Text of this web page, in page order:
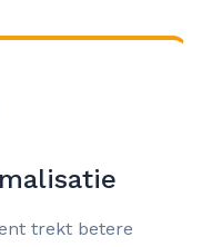
trekt betere